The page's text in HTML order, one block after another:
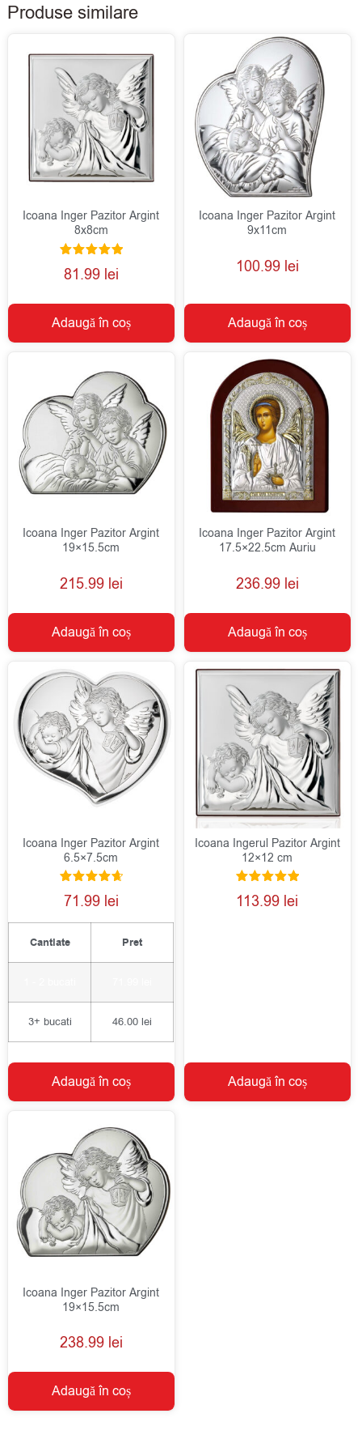
Produse similare
Icoana Inger Pazitor Argint
8x8cm
Evaluat la
5.00
81.99 lei
Adaugă în coș
Icoana Inger Pazitor Argint
9x11cm
100.99 lei
Adaugă în coș
Icoana Inger Pazitor Argint
19×15.5cm
215.99 lei
Adaugă în coș
Icoana Inger Pazitor Argint
17.5×22.5cm Auriu
236.99 lei
Adaugă în coș
Icoana Inger Pazitor Argint
6.5×7.5cm
Evaluat la
4.75
71.99 lei
Cantiate Pret
3+ bucati 46.00 lei
Adaugă în coș
Icoana Ingerul Pazitor Argint
12×12 cm
Evaluat la
5.00
113.99 lei
Adaugă în coș
Icoana Inger Pazitor Argint
19×15.5cm
238.99 lei
Adaugă în coș